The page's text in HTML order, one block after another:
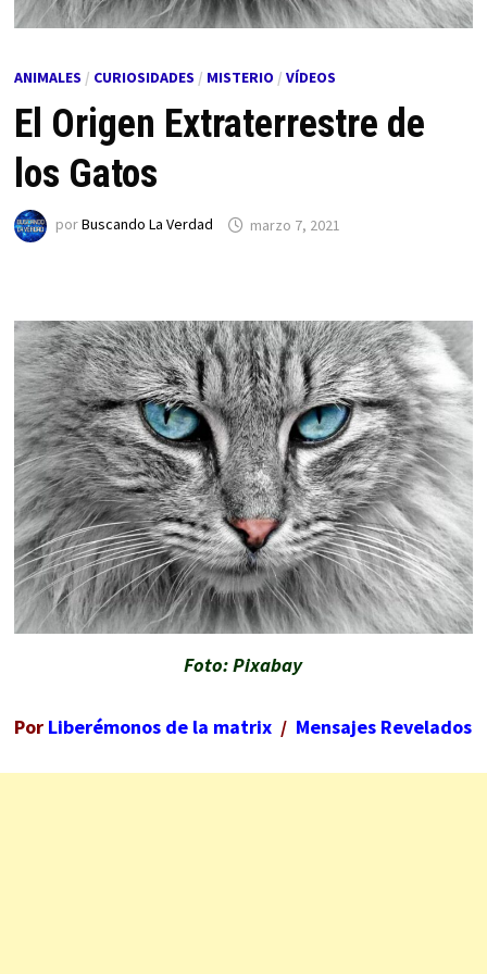
ANIMALES / CURIOSIDADES / MISTERIO / VÍDEOS
El Origen Extraterrestre de
los Gatos
porBuscando La Verdad marzo 7, 2021
Foto: Pixabay
Por Liberémonos de la matrix/ Mensajes Revelados